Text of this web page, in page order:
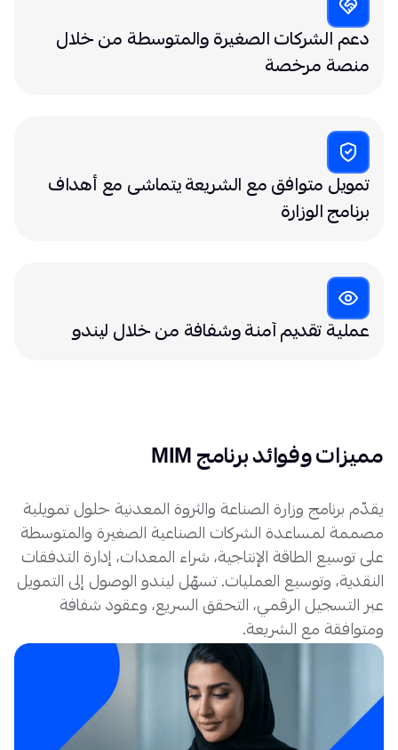
دعم الشركات الصغيرة والمتوسطة من خلال
منصة مرخصة
تمويل متوافق مع الشريعة يتماشى مع أهداف
برنامج الوزارة
عملية تقديم آمنة وشفافة من خلال ليندو
مميزات وفوائد برنامج MIM
يقدّم برنامج وزارة الصناعة والثروة المعدنية حلول تمويلية
مصممة لمساعدة الشركات الصناعية الصغيرة والمتوسطة
على توسيع الطاقة الإنتاجية، شراء المعدات، إدارة التدفقات
النقدية، وتوسيع العمليات. تسهّل ليندو الوصول إلى التمويل
عبر التسجيل الرقمي، التحقق السريع، وعقود شفافة
ومتوافقة مع الشريعة.